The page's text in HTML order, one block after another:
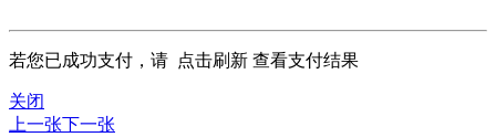
若您已成功支付，请 点击刷新 查看支付结果
关闭
上一张下一张